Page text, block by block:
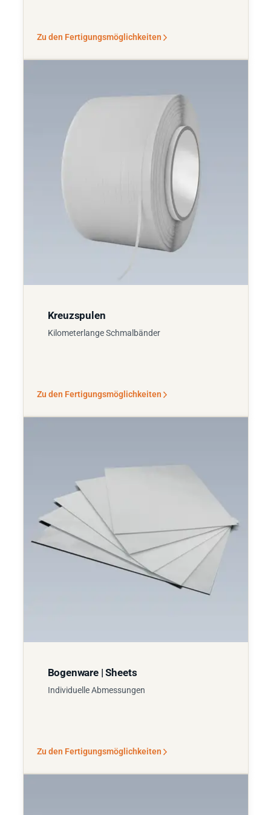
Zu den Fertigungsmöglichkeiten
Kreuzspulen
Kilometerlange Schmalbänder
Zu den Fertigungsmöglichkeiten
Bogenware | Sheets
Individuelle Abmessungen
Zu den Fertigungsmöglichkeiten